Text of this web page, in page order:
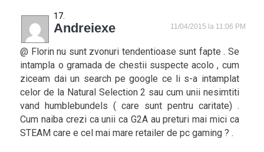
Andreiexe 11/04/2015 la 11:06 PM
@ Florin nu sunt zvonuri tendentioase sunt fapte . Se
intampla o gramada de chestii suspecte acolo , cum
ziceam dai un search pe google ce li s-a intamplat
celor de la Natural Selection 2 sau cum unii nesimtiti
vand humblebundels ( care sunt pentru caritate) .
Cum naiba crezi ca unii ca G2A au preturi mai mici ca
STEAM care e cel mai mare retailer de pc gaming ? .